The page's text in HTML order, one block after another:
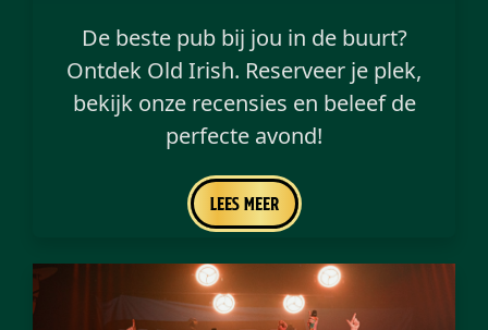
De beste pub bij jou in de buurt?
Ontdek Old Irish. Reserveer je plek,
bekijk onze recensies en beleef de
perfecte avond!
Lees meer